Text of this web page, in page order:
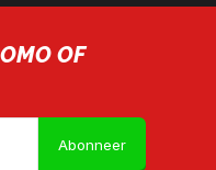
OF
Abonneer